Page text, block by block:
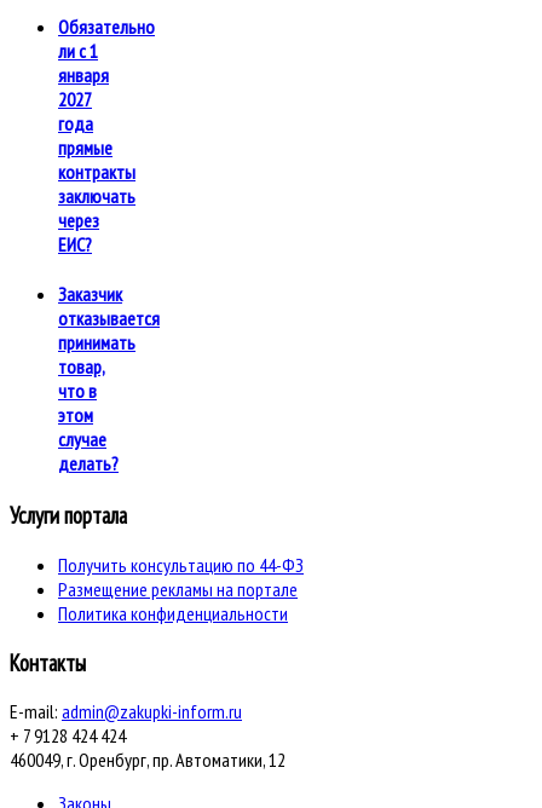
Обязательно
ли с 1
января
2027
года
прямые
контракты
заключать
через
ЕИС?
Заказчик
отказывается
принимать
товар,
что в
этом
случае
делать?
Услуги портала
Получить консультацию по 44-ФЗ
Размещение рекламы на портале
Политика конфиденциальности
Контакты
E-mail: admin@zakupki-inform.ru
+ 7 9128 424 424
460049, г. Оренбург, пр. Автоматики, 12